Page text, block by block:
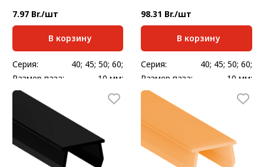
Конструкции из профиля
Услуги дополнительной обработки профиля
7.97 Br./шт
В корзину
Серия:
40; 45; 50; 60;
Размер паза:
10 мм;
Стандартная длина,
2000
Масса, кг/шт:
98.31 Br./шт
В корзину
Серия:
40; 45; 50; 60;
Размер паза:
10 мм;
Стандартная длина,
2000
Масса, кг/м: